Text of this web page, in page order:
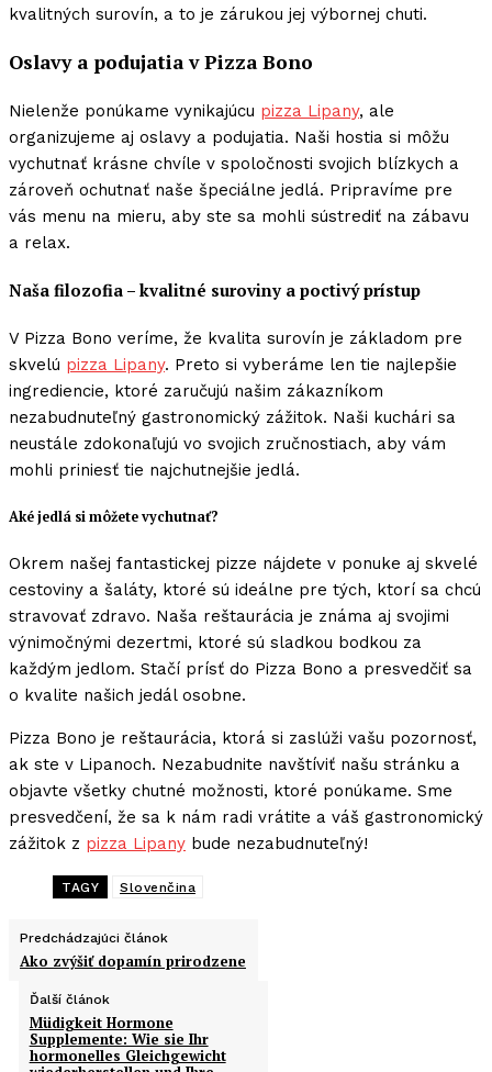
kvalitných surovín, a to je zárukou jej výbornej chuti.
Oslavy a podujatia v Pizza Bono
Nielenže ponúkame vynikajúcu pizza Lipany, ale
organizujeme aj oslavy a podujatia. Naši hostia si môžu
vychutnať krásne chvíle v spoločnosti svojich blízkych a
zároveň ochutnať naše špeciálne jedlá. Pripravíme pre
vás menu na mieru, aby ste sa mohli sústrediť na zábavu
a relax.
Naša filozofia – kvalitné suroviny a poctivý prístup
V Pizza Bono veríme, že kvalita surovín je základom pre
skvelú pizza Lipany. Preto si vyberáme len tie najlepšie
ingrediencie, ktoré zaručujú našim zákazníkom
nezabudnuteľný gastronomický zážitok. Naši kuchári sa
neustále zdokonaľujú vo svojich zručnostiach, aby vám
mohli priniesť tie najchutnejšie jedlá.
Aké jedlá si môžete vychutnať?
Okrem našej fantastickej pizze nájdete v ponuke aj skvelé
cestoviny a šaláty, ktoré sú ideálne pre tých, ktorí sa chcú
stravovať zdravo. Naša reštaurácia je známa aj svojimi
výnimočnými dezertmi, ktoré sú sladkou bodkou za
každým jedlom. Stačí prísť do Pizza Bono a presvedčiť sa
o kvalite našich jedál osobne.
Pizza Bono je reštaurácia, ktorá si zaslúži vašu pozornosť,
ak ste v Lipanoch. Nezabudnite navštíviť našu stránku a
objavte všetky chutné možnosti, ktoré ponúkame. Sme
presvedčení, že sa k nám radi vrátite a váš gastronomický
zážitok z pizza Lipany bude nezabudnuteľný!
TAGY Slovenčina
Predchádzajúci článok
Ako zvýšiť dopamín prirodzene
Ďalší článok
Müdigkeit Hormone
Supplemente: Wie sie Ihr
hormonelles Gleichgewicht